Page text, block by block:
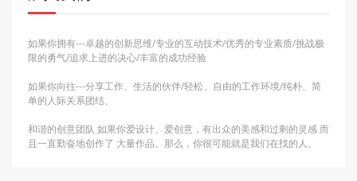
如果你拥有---卓越的创新思维/专业的互动技术/优秀的专业素质/挑战极
限的勇气/追求上进的决心/丰富的成功经验
如果你向往---分享工作、生活的伙伴/轻松、自由的工作环境/纯朴、简
单的人际关系团结、
和谐的创意团队 如果你爱设计、爱创意，有出众的美感和过剩的灵感 而
且一直勤奋地创作了 大量作品。那么，你很可能就是我们在找的人。